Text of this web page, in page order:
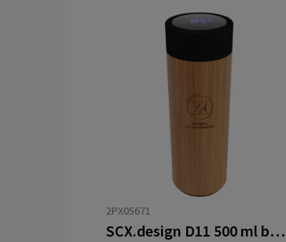
2PX05671
SCX.design D11 500 ml bamboe smart fles